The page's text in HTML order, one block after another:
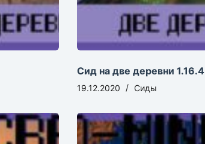
Сид на две деревни 1.16.4
19.12.2020 Сиды